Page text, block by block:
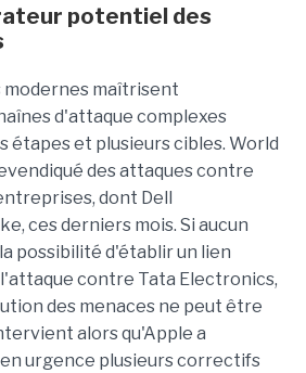
potentiel des
maîtrisent
d'attaque complexes
étapes et plusieurs cibles. World
des attaques contre
dont Dell
ces derniers mois. Si aucun
possibilité d'établir un lien
contre Tata Electronics,
des menaces ne peut être
alors qu'Apple a
urgence plusieurs correctifs